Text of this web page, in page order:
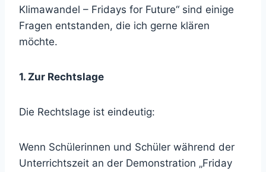
Klimawandel – Fridays for Future“ sind einige
Fragen entstanden, die ich gerne klären
möchte.
1. Zur Rechtslage
Die Rechtslage ist eindeutig:
Wenn Schülerinnen und Schüler während der
Unterrichtszeit an der Demonstration „Friday